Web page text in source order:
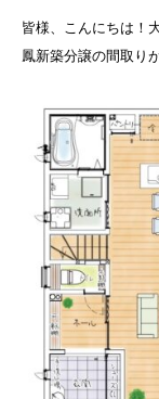
皆様、こんにちは！
鳳新築分譲の間取り